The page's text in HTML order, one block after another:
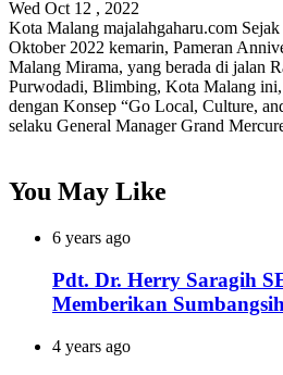
Wed Oct 12 , 2022
Kota Malang majalahgaharu.com
Oktober 2022 kemarin, Pameran
Malang Mirama, yang berada di jalan
Purwodadi, Blimbing, Kota Malang ini,
dengan Konsep “Go Local, Culture,
selaku General Manager Grand
You May Like
6 years ago
Pdt. Dr. Herry Saragih
Memberikan
4 years ago